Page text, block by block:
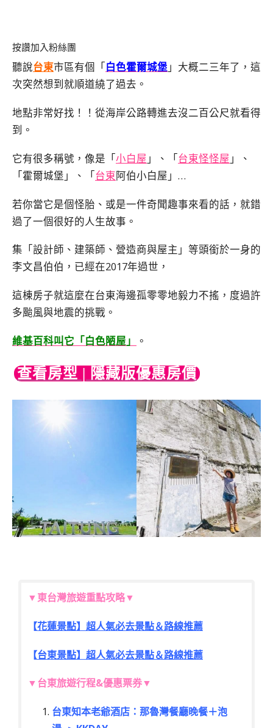
按讚加入粉絲團
聽說台東市區有個「白色霍爾城堡」大概二三年了，這
次突然想到就順道繞了過去。
地點非常好找！！從海岸公路轉進去沒二百公尺就看得
到。
它有很多稱號，像是「小白屋 」、「台東怪怪屋 」、
「霍爾城堡」、「台東阿伯小白屋」…
若你當它是個怪胎、或是一件奇聞趣事來看的話，就錯
過了一個很好的人生故事。
集「設計師、建築師、營造商與屋主」等頭銜於一身的
李文昌伯伯，已經在2017年過世，
這棟房子就這麼在台東海邊孤零零地毅力不搖，度過許
多颱風與地震的挑戰。
維基百科叫它「白色陋屋」 。
查看房型 | 隱藏版優惠房價
▼東台灣旅遊重點攻略▼
【花蓮景點】超人氣必去景點＆路線推薦
【台東景點】超人氣必去景點＆路線推薦
▼台東旅遊行程&優惠票券▼
台東知本老爺酒店：那魯灣餐廳晚餐＋泡